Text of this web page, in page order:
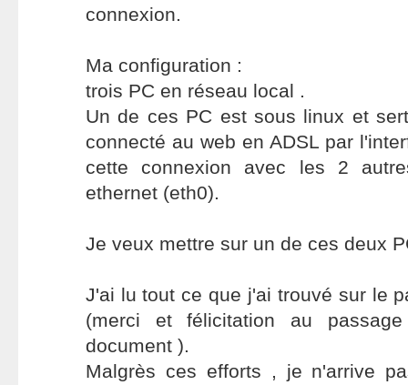
connexion.
Ma configuration :
trois PC en réseau local .
Un de ces PC est sous linux et
connecté au web en ADSL par
cette connexion avec les 2
ethernet (eth0).
Je veux mettre sur un de ces deux
J'ai lu tout ce que j'ai trouvé sur le
(merci et félicitation au
document ).
Malgrès ces efforts , je n'arrive